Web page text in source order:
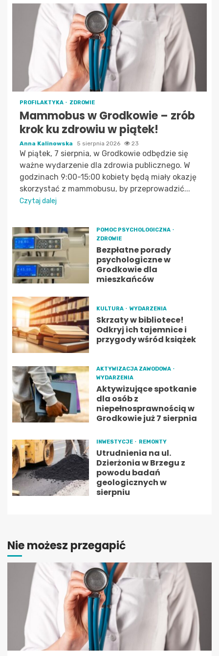
PROFILAKTYKA ZDROWIE
Mammobus w Grodkowie – zrób
krok ku zdrowiu w piątek!
Anna Kalinowska 5 sierpnia 2026 23
W piątek, 7 sierpnia, w Grodkowie odbędzie się
ważne wydarzenie dla zdrowia publicznego. W
godzinach 9:00-15:00 kobiety będą miały okazję
skorzystać z mammobusu, by przeprowadzić...
Czytaj dalej
POMOC PSYCHOLOGICZNA
ZDROWIE
Bezpłatne porady
psychologiczne w
Grodkowie dla
mieszkańców
KULTURA WYDARZENIA
Skrzaty w bibliotece!
Odkryj ich tajemnice i
przygody wśród książek
AKTYWIZACJA ZAWODOWA
WYDARZENIA
Aktywizujące spotkanie
dla osób z
niepełnosprawnością w
Grodkowie już 7 sierpnia
INWESTYCJE REMONTY
Utrudnienia na ul.
Dzierżonia w Brzegu z
powodu badań
geologicznych w
sierpniu
Nie możesz przegapić